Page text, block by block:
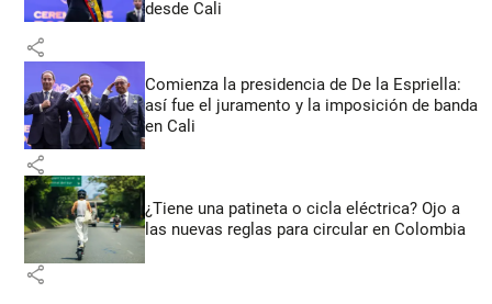
desde Cali
share
Comienza la presidencia de De la Espriella:
así fue el juramento y la imposición de banda
en Cali
share
¿Tiene una patineta o cicla eléctrica? Ojo a
las nuevas reglas para circular en Colombia
share